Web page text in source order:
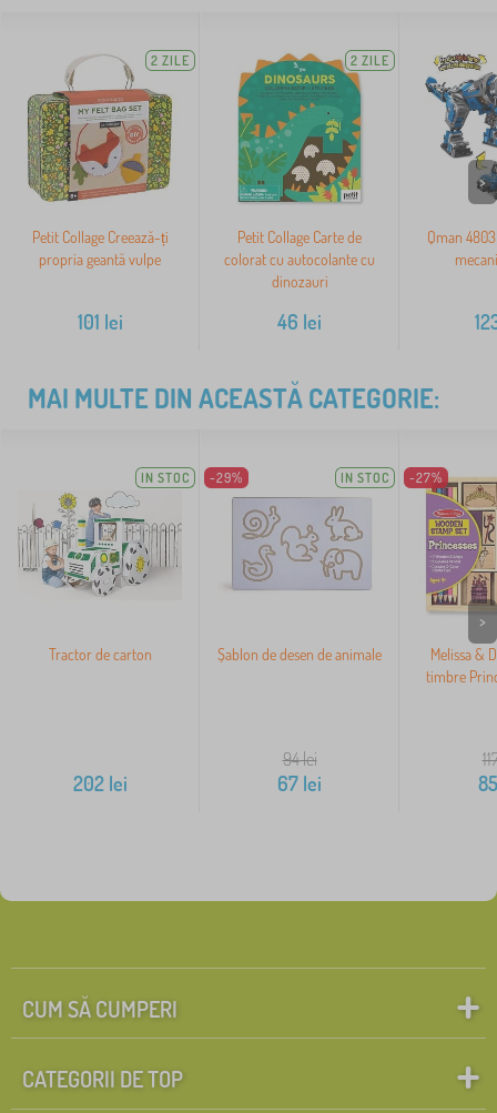
2 ZILE
Petit Collage Creează-ți
propria geantă vulpe
101 lei
2 ZILE
Petit Collage Carte de
colorat cu autocolante cu
dinozauri
46 lei
Qman
>
MAI MULTE DIN ACEASTĂ CATEGORIE:
IN STOC
Tractor de carton
202lei
-29% IN STOC
Șablon de desen de animale
94lei
67 lei
-27%
Melissa &
timbre
85
>
CUM SĂ CUMPERI
CATEGORII DE TOP